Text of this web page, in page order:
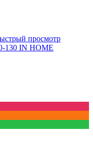
просмотр
130 IN HOME